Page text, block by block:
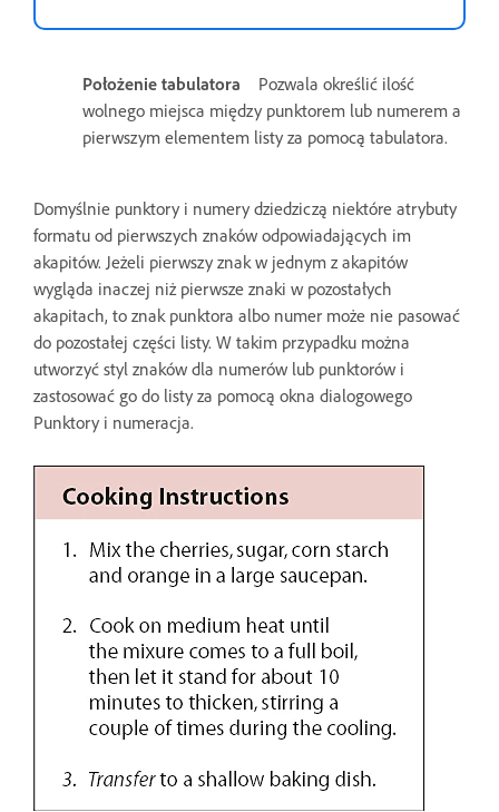
Położenie tabulatora
Pozwala określić ilość
wolnego miejsca między punktorem lub numerem a
pierwszym elementem listy za pomocą tabulatora.
Domyślnie punktory i numery dziedziczą niektóre atrybuty
formatu od pierwszych znaków odpowiadających im
akapitów. Jeżeli pierwszy znak w jednym z akapitów
wygląda inaczej niż pierwsze znaki w pozostałych
akapitach, to znak punktora albo numer może nie pasować
do pozostałej części listy. W takim przypadku można
utworzyć styl znaków dla numerów lub punktorów i
zastosować go do listy za pomocą okna dialogowego
Punktory i numeracja.